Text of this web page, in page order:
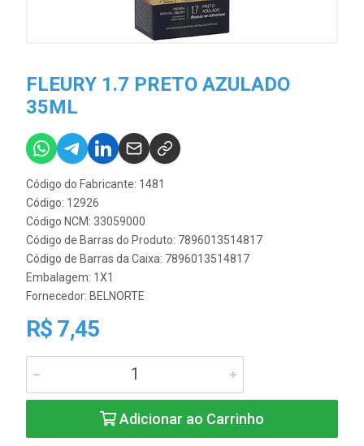
FLEURY 1.7 PRETO AZULADO
35ML
Código do Fabricante: 1481
Código: 12926
Código NCM: 33059000
Código de Barras do Produto: 7896013514817
Código de Barras da Caixa: 7896013514817
Embalagem: 1X1
Fornecedor: BELNORTE
R$ 7,45
Adicionar ao Carrinho